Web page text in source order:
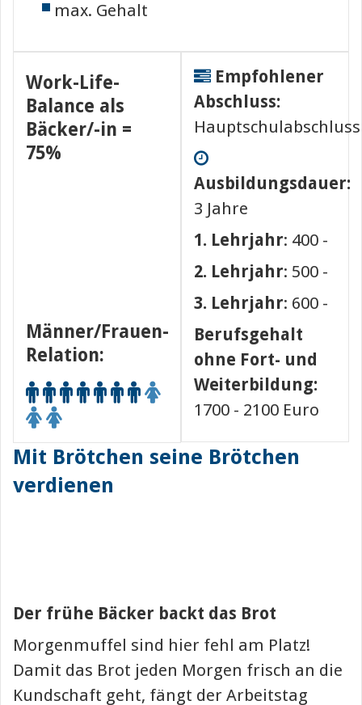
max. Gehalt
Work-Life-
Balance als
Bäcker/-in =
75%
Männer/Frauen-
Relation:
Empfohlener
Abschluss:
Hauptschulabschluss
Ausbildungsdauer:
3 Jahre
1. Lehrjahr: 400 -
2. Lehrjahr: 500 -
3. Lehrjahr: 600 -
Berufsgehalt
ohne Fort- und
Weiterbildung:
1700 - 2100 Euro
Mit Brötchen seine Brötchen
verdienen
Der frühe Bäcker backt das Brot
Morgenmuffel sind hier fehl am Platz!
Damit das Brot jeden Morgen frisch an die
Kundschaft geht, fängt der Arbeitstag